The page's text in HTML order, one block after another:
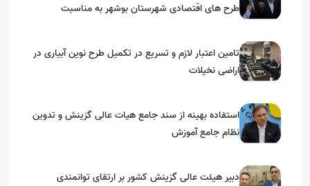
طرح های اقتصادی شهرستان بوشهر به مناسبت
تامین اعتبار لازم و تسریع در تکمیل طرح نوین آبیاری در
اراضی نخیلات
استفاده بهینه از سند جامع هیات عالی گزینش و‌ تدوین
نظام جامع آموزش
دبیر هیئت عالی گزینش کشور بر ارتقای توانمندی